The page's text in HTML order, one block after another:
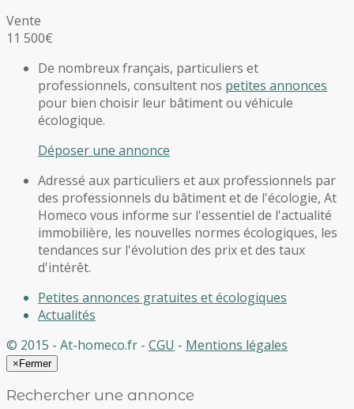
Vente
11 500€
De nombreux français, particuliers et
professionnels, consultent nos petites annonces
pour bien choisir leur bâtiment ou véhicule
écologique.
Déposer une annonce
Adressé aux particuliers et aux professionnels par
des professionnels du bâtiment et de l'écologie, At
Homeco vous informe sur l'essentiel de l'actualité
immobilière, les nouvelles normes écologiques, les
tendances sur l'évolution des prix et des taux
d'intérêt.
Petites annonces gratuites et écologiques
Actualités
© 2015 - At-homeco.fr - CGU - Mentions légales
×Fermer
Rechercher une annonce